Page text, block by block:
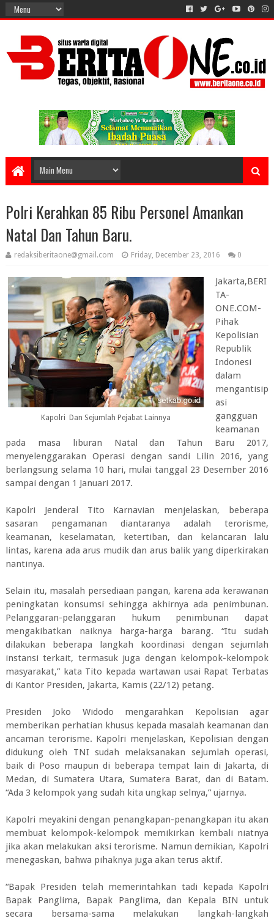
Polri Kerahkan 85 Ribu Personel Amankan
Natal Dan Tahun Baru.
redaksiberitaone@gmail.com Friday, December 23, 2016 0
Kapolri Dan Sejumlah Pejabat Lainnya
Jakarta,BERI
TA-
ONE.COM-
Pihak
Kepolisian
Republik
Indonesi
dalam
mengantisip
asi
gangguan
keamanan
pada masa liburan Natal dan Tahun Baru 2017,
menyelenggarakan Operasi dengan sandi Lilin 2016, yang
berlangsung selama 10 hari, mulai tanggal 23 Desember 2016
sampai dengan 1 Januari 2017.
Kapolri Jenderal Tito Karnavian menjelaskan, beberapa
sasaran pengamanan diantaranya adalah terorisme,
keamanan, keselamatan, ketertiban, dan kelancaran lalu
lintas, karena ada arus mudik dan arus balik yang diperkirakan
nantinya.
Selain itu, masalah persediaan pangan, karena ada kerawanan
peningkatan konsumsi sehingga akhirnya ada penimbunan.
Pelanggaran-pelanggaran hukum penimbunan dapat
mengakibatkan naiknya harga-harga barang. “Itu sudah
dilakukan beberapa langkah koordinasi dengan sejumlah
instansi terkait, termasuk juga dengan kelompok-kelompok
masyarakat,” kata Tito kepada wartawan usai Rapat Terbatas
di Kantor Presiden, Jakarta, Kamis (22/12) petang.
Presiden Joko Widodo mengarahkan Kepolisian agar
memberikan perhatian khusus kepada masalah keamanan dan
ancaman terorisme. Kapolri menjelaskan, Kepolisian dengan
didukung oleh TNI sudah melaksanakan sejumlah operasi,
baik di Poso maupun di beberapa tempat lain di Jakarta, di
Medan, di Sumatera Utara, Sumatera Barat, dan di Batam.
“Ada 3 kelompok yang sudah kita ungkap selnya,” ujarnya.
Kapolri meyakini dengan penangkapan-penangkapan itu akan
membuat kelompok-kelompok memikirkan kembali niatnya
jika akan melakukan aksi terorisme. Namun demikian, Kapolri
menegaskan, bahwa pihaknya juga akan terus aktif.
“Bapak Presiden telah memerintahkan tadi kepada Kapolri
Bapak Panglima, Bapak Panglima, dan Kepala BIN untuk
secara bersama-sama melakukan langkah-langkah